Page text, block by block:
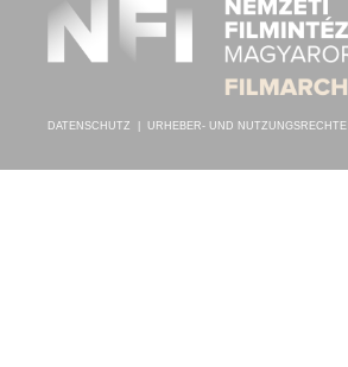
DATENSCHUTZ URHEBER- UND NUTZUNGSRECHTE